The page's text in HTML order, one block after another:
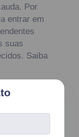
Por
entrar em
suas
Saiba